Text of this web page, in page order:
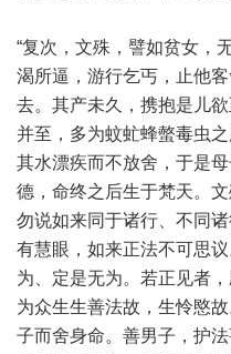
“复次，文殊，譬如贫女，
渴所逼，游行乞丐，止他
去。其产未久，携抱是儿
并至，多为蚊虻蜂螫毒虫
其水漂疾而不放舍，于是
德，命终之后生于梵天。
勿说如来同于诸行、不同
有慧眼，如来正法不可思
为、定是无为。若正见者
为众生生善法故，生怜愍
子而舍身命。善男子，护